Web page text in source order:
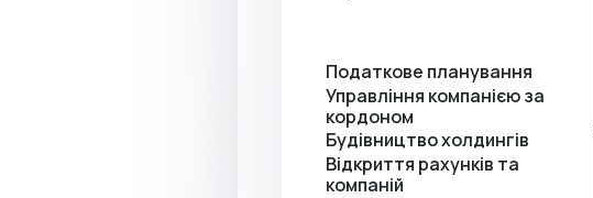
Податкове планування
Управління компанією за
кордоном
Будівництво холдингів
Відкриття рахунків та
компаній